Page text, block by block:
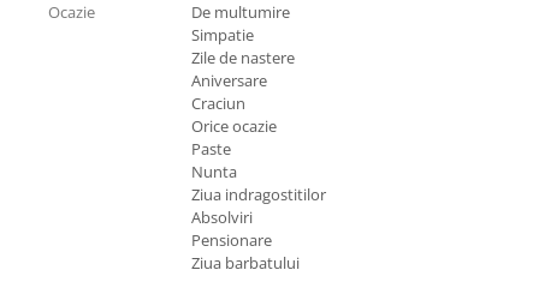
Ocazie
De multumire
Simpatie
Zile de nastere
Aniversare
Craciun
Orice ocazie
Paste
Nunta
Ziua indragostitilor
Absolviri
Pensionare
Ziua barbatului